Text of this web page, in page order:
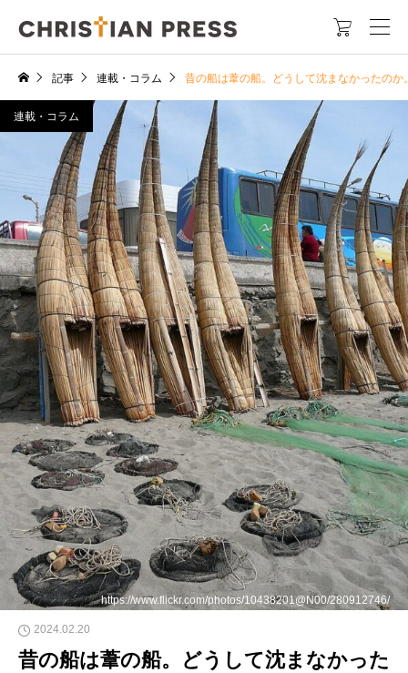

記事 連載・コラム 昔の船は葦の船。どうして沈まなかったの
https://www.flickr.com/photos/10438201@N00/280912746/
連載・コラム
2024.02.20
昔の船は葦の船。どうして沈まなかった